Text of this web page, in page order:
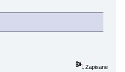
Zapisane